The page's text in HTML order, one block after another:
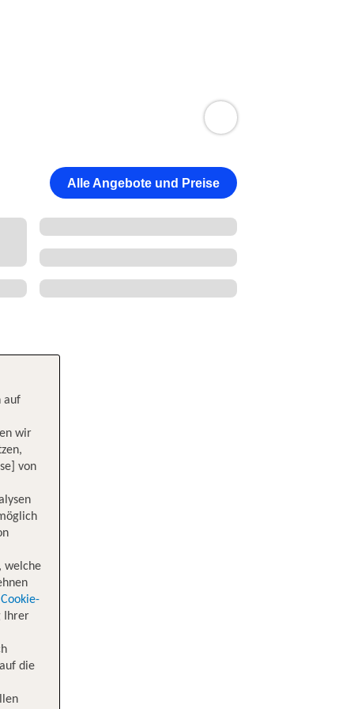
Alle Angebote und Preise
auf
wir
von
welche
Cookie-
Ihrer
die